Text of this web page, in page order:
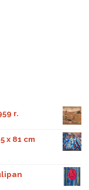
r.
x 81 cm